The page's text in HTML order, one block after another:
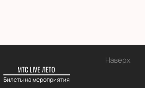
Наверх
МТС LIVE ЛЕТО
Билеты на мероприятия